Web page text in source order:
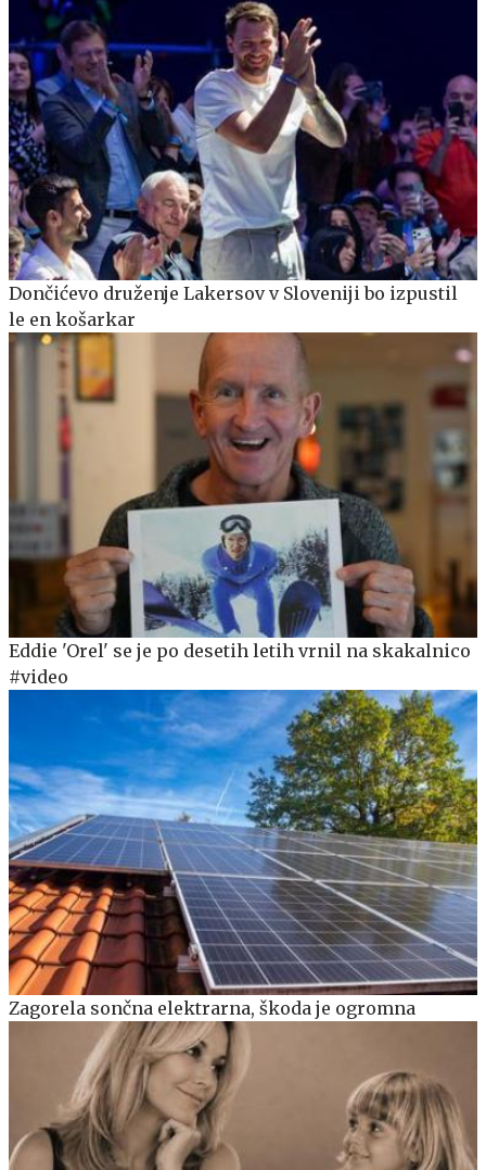
Dončićevo druženje Lakersov v Sloveniji bo izpustil
le en košarkar
Eddie 'Orel' se je po desetih letih vrnil na skakalnico
#video
Zagorela sončna elektrarna, škoda je ogromna